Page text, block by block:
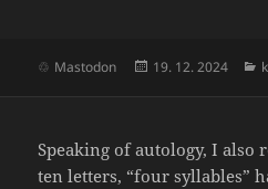
Mastodon Julkaistu
19. 12. 2024
Spea­king of auto­logy, I also
ten letters, “four syllables”